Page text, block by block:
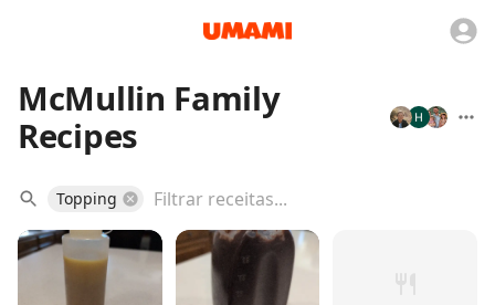
McMullin Family
Recipes
Topping